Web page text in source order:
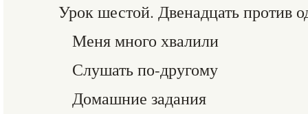
Урок шестой. Двенадцать против
Меня много хвалили
Слушать по-другому
Домашние задания